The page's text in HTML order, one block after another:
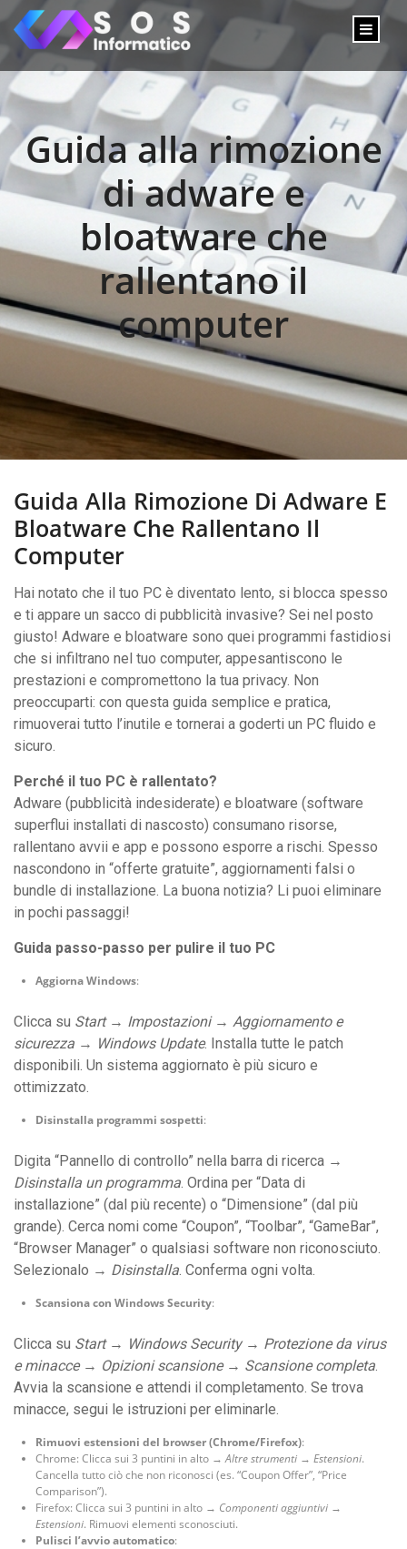
Guida alla rimozione
di adware e
bloatware che
rallentano il
computer
Guida Alla Rimozione Di Adware E
Bloatware Che Rallentano Il
Computer
Hai notato che il tuo PC è diventato lento, si blocca spesso
e ti appare un sacco di pubblicità invasive? Sei nel posto
giusto! Adware e bloatware sono quei programmi fastidiosi
che si infiltrano nel tuo computer, appesantiscono le
prestazioni e compromettono la tua privacy. Non
preoccuparti: con questa guida semplice e pratica,
rimuoverai tutto l’inutile e tornerai a goderti un PC fluido e
sicuro.
Perché il tuo PC è rallentato?
Adware (pubblicità indesiderate) e bloatware (software
superflui installati di nascosto) consumano risorse,
rallentano avvii e app e possono esporre a rischi. Spesso
nascondono in “offerte gratuite”, aggiornamenti falsi o
bundle di installazione. La buona notizia? Li puoi eliminare
in pochi passaggi!
Guida passo-passo per pulire il tuo PC
Aggiorna Windows:
Clicca su Start→ Impostazioni→ Aggiornamento e
sicurezza → Windows Update. Installa tutte le patch
disponibili. Un sistema aggiornato è più sicuro e
ottimizzato.
Disinstalla programmi sospetti:
Digita “Pannello di controllo” nella barra di ricerca →
Disinstalla un programma. Ordina per “Data di
installazione” (dal più recente) o “Dimensione” (dal più
grande). Cerca nomi come “Coupon”, “Toolbar”, “GameBar”,
“Browser Manager” o qualsiasi software non riconosciuto.
Selezionalo → Disinstalla. Conferma ogni volta.
Scansiona con Windows Security:
Clicca su Start→ Windows Security→ Protezione da virus
e minacce→ Opizioni scansione→ Scansione completa.
Avvia la scansione e attendi il completamento. Se trova
minacce, segui le istruzioni per eliminarle.
Rimuovi estensioni del browser (Chrome/Firefox):
Chrome: Clicca sui 3 puntini in alto →Altre strumenti → Estensioni.
Cancella tutto ciò che non riconosci (es. “Coupon Offer”, “Price
Comparison”).
Firefox: Clicca sui 3 puntini in alto → Componenti aggiuntivi →
Estensioni. Rimuovi elementi sconosciuti.
Pulisci l’avvio automatico: